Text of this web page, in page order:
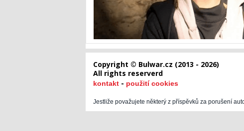
Copyright © Bulwar.cz (2013 - 2026)
All rights reserverd
kontakt - použití cookies
Jestliže považujete některý z příspěvků za porušení